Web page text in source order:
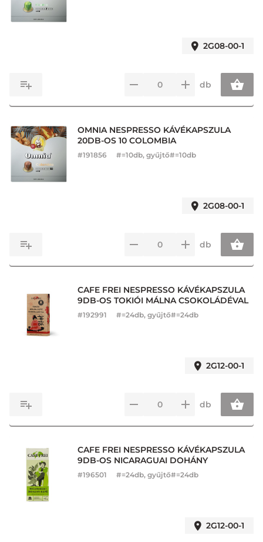
2G08-00-1
db
OMNIA NESPRESSO KÁVÉKAPSZULA
20DB-OS 10 COLOMBIA
#191856 #=10db, gyűjtő#=10db
2G08-00-1
db
CAFE FREI NESPRESSO KÁVÉKAPSZULA
9DB-OS TOKIÓI MÁLNA CSOKOLÁDÉVAL
#192991 #=24db, gyűjtő#=24db
2G12-00-1
db
CAFE FREI NESPRESSO KÁVÉKAPSZULA
9DB-OS NICARAGUAI DOHÁNY
#196501 #=24db, gyűjtő#=24db
2G12-00-1